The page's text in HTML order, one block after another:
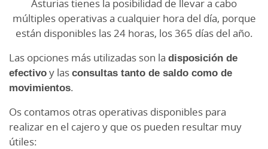
Asturias tienes la posibilidad de llevar a cabo
múltiples operativas a cualquier hora del día, porque
están disponibles las 24 horas, los 365 días del año.
Las opciones más utilizadas son la disposición de
efectivoy lasconsultas tanto de saldo como de
movimientos.
Os contamos otras operativas disponibles para
realizar en el cajero y que os pueden resultar muy
útiles: